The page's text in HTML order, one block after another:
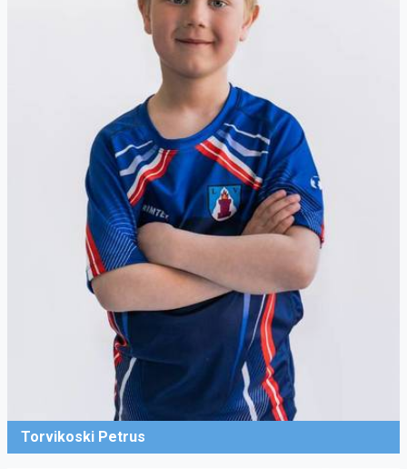
Torvikoski Petrus